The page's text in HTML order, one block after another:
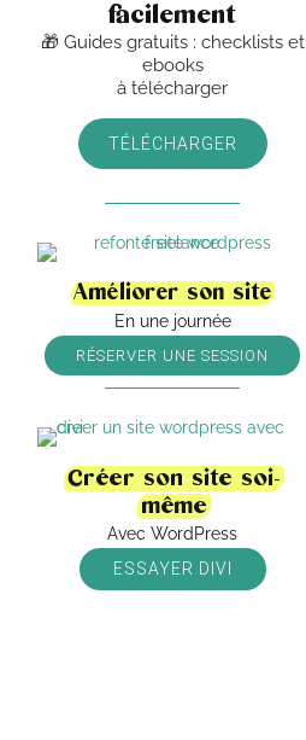
facilement
🎁 Guides gratuits : checklists et
ebooks
à télécharger
TÉLÉCHARGER
Améliorer son site
En une journée
RÉSERVER UNE SESSION
Créer son site soi-
même
Avec WordPress
ESSAYER DIVI